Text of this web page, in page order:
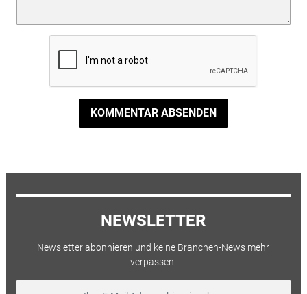
KOMMENTAR ABSENDEN
NEWSLETTER
Newsletter abonnieren und keine Branchen-News mehr
verpassen.